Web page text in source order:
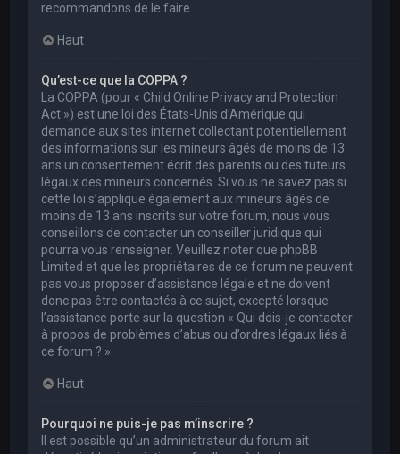
recommandons de le faire.
Haut
Qu’est-ce que la COPPA ?
La COPPA (pour « Child Online Privacy and Protection
Act ») est une loi des États-Unis d’Amérique qui
demande aux sites internet collectant potentiellement
des informations sur les mineurs âgés de moins de 13
ans un consentement écrit des parents ou des tuteurs
légaux des mineurs concernés. Si vous ne savez pas si
cette loi s’applique également aux mineurs âgés de
moins de 13 ans inscrits sur votre forum, nous vous
conseillons de contacter un conseiller juridique qui
pourra vous renseigner. Veuillez noter que phpBB
Limited et que les propriétaires de ce forum ne peuvent
pas vous proposer d’assistance légale et ne doivent
donc pas être contactés à ce sujet, excepté lorsque
l’assistance porte sur la question « Qui dois-je contacter
à propos de problèmes d’abus ou d’ordres légaux liés à
ce forum ? ».
Haut
Pourquoi ne puis-je pas m’inscrire ?
Il est possible qu’un administrateur du forum ait